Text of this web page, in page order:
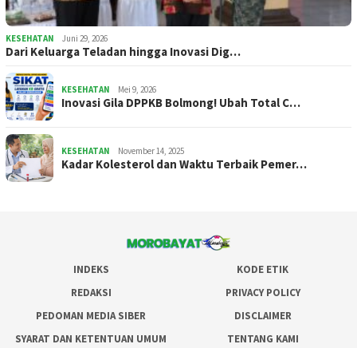
KESEHATAN Juni 29, 2026
Dari Keluarga Teladan hingga Inovasi Dig…
KESEHATAN Mei 9, 2026
Inovasi Gila DPPKB Bolmong! Ubah Total C…
KESEHATAN November 14, 2025
Kadar Kolesterol dan Waktu Terbaik Pemer…
INDEKS
KODE ETIK
REDAKSI
PRIVACY POLICY
PEDOMAN MEDIA SIBER
DISCLAIMER
SYARAT DAN KETENTUAN UMUM
TENTANG KAMI